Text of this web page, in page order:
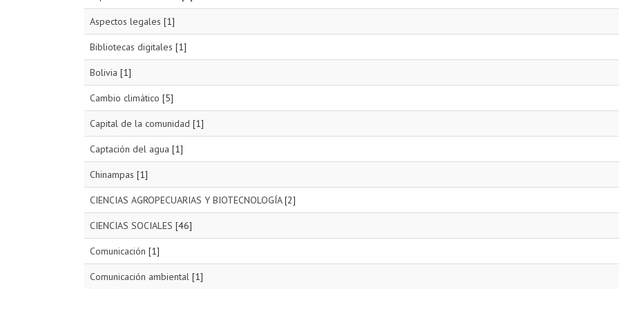
Aspectos legales [1]
Bibliotecas digitales [1]
Bolivia [1]
Cambio climático [5]
Capital de la comunidad [1]
Captación del agua [1]
Chinampas [1]
CIENCIAS AGROPECUARIAS Y BIOTECNOLOGÍA[2]
CIENCIAS SOCIALES [46]
Comunicación [1]
Comunicación ambiental [1]